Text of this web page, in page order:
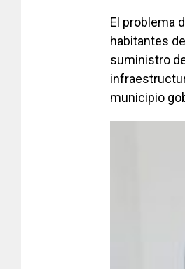
El problema
habitantes de
suministro
municipio